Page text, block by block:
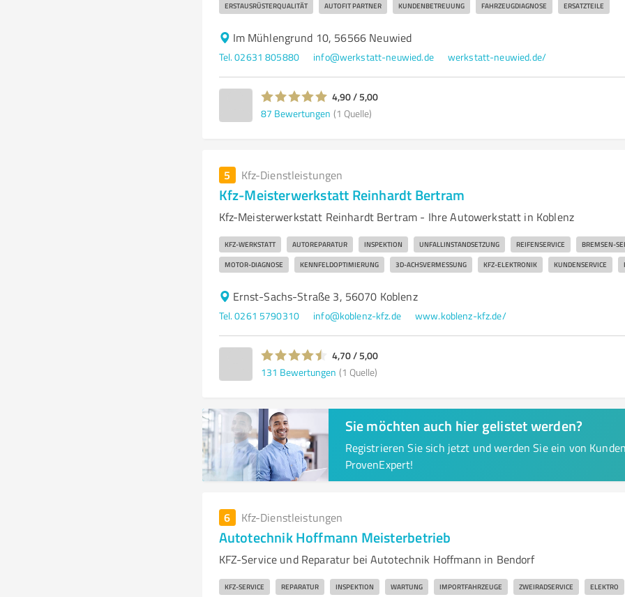
ERSTAUSRÜSTERQUALITÄT AUTOFIT PARTNER KUNDENBETREUUNG FAHRZEUGDIAGNOSE ERSATZTEILE
Im Mühlengrund 10, 56566 Neuwied
Tel. 02631 805880 info@werkstatt-neuwied.de werkstatt-neuwied.de/
4,90 / 5,00
87 Bewertungen (1 Quelle)
5 Kfz-Dienstleistungen
Kfz-Meisterwerkstatt Reinhardt Bertram
Kfz-Meisterwerkstatt Reinhardt Bertram - Ihre Autowerkstatt in Koblenz
KFZ-WERKSTATT AUTOREPARATUR INSPEKTION UNFALLINSTANDSETZUNG REIFENSERVICE BREMSEN-
MOTOR-DIAGNOSE KENNFELDOPTIMIERUNG 3D-ACHSVERMESSUNG KFZ-ELEKTRONIK KUNDENSERVICE
Ernst-Sachs-Straße 3, 56070 Koblenz
Tel. 0261 5790310 info@koblenz-kfz.de www.koblenz-kfz.de/
4,70 / 5,00
131 Bewertungen (1 Quelle)
Sie möchten auch hier gelistet werden?
Registrieren Sie sich jetzt und werden Sie ein von
ProvenExpert!
6 Kfz-Dienstleistungen
Autotechnik Hoffmann Meisterbetrieb
KFZ-Service und Reparatur bei Autotechnik Hoffmann in Bendorf
KFZ-SERVICE REPARATUR INSPEKTION WARTUNG IMPORTFAHRZEUGE ZWEIRADSERVICE ELEKTRO